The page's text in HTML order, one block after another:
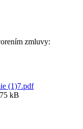
zmluvy:
(1)7.pdf
kB